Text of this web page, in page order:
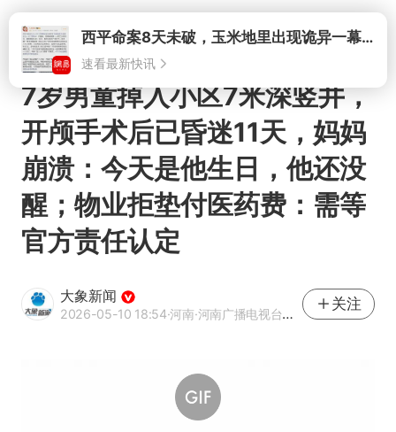
打开
7岁男童掉入小区7米深竖井，
开颅手术后已昏迷11天，妈妈
崩溃：今天是他生日，他还没
醒；物业拒垫付医药费：需等
官方责任认定
大象新闻
2026-05-10 18:54·河南·河南广播电视台官方网易号
关注